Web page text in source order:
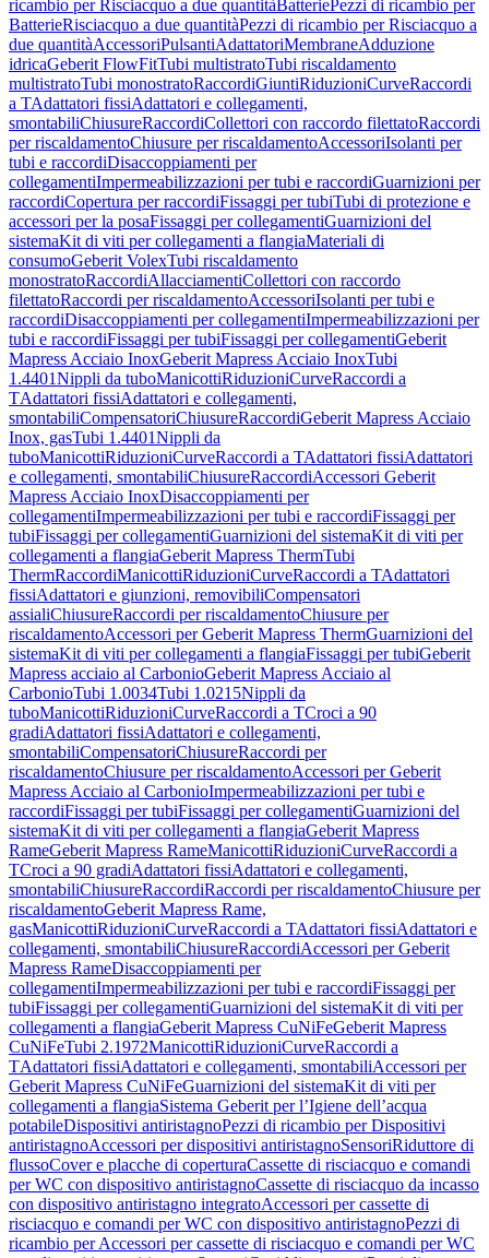
ricambio per Risciacquo a due quantitàBatteriePezzi di ricambio per
BatterieRisciacquo a due quantitàPezzi di ricambio per Risciacquo a
due quantitàAccessoriPulsantiAdattatoriMembraneAdduzione
idricaGeberit FlowFitTubi multistratoTubi riscaldamento
multistratoTubi monostratoRaccordiGiuntiRiduzioniCurveRaccordi
a TAdattatori fissiAdattatori e collegamenti,
smontabiliChiusureRaccordiCollettori con raccordo filettatoRaccordi
per riscaldamentoChiusure per riscaldamentoAccessoriIsolanti per
tubi e raccordiDisaccoppiamenti per
collegamentiImpermeabilizzazioni per tubi e raccordiGuarnizioni per
raccordiCopertura per raccordiFissaggi per tubiTubi di protezione e
accessori per la posaFissaggi per collegamentiGuarnizioni del
sistemaKit di viti per collegamenti a flangiaMateriali di
consumoGeberit VolexTubi riscaldamento
monostratoRaccordiAllacciamentiCollettori con raccordo
filettatoRaccordi per riscaldamentoAccessoriIsolanti per tubi e
raccordiDisaccoppiamenti per collegamentiImpermeabilizzazioni per
tubi e raccordiFissaggi per tubiFissaggi per collegamentiGeberit
Mapress Acciaio InoxGeberit Mapress Acciaio InoxTubi
1.4401Nippli da tuboManicottiRiduzioniCurveRaccordi a
TAdattatori fissiAdattatori e collegamenti,
smontabiliCompensatoriChiusureRaccordiGeberit Mapress Acciaio
Inox, gasTubi 1.4401Nippli da
tuboManicottiRiduzioniCurveRaccordi a TAdattatori fissiAdattatori
e collegamenti, smontabiliChiusureRaccordiAccessori Geberit
Mapress Acciaio InoxDisaccoppiamenti per
collegamentiImpermeabilizzazioni per tubi e raccordiFissaggi per
tubiFissaggi per collegamentiGuarnizioni del sistemaKit di viti per
collegamenti a flangiaGeberit Mapress ThermTubi
ThermRaccordiManicottiRiduzioniCurveRaccordi a TAdattatori
fissiAdattatori e giunzioni, removibiliCompensatori
assialiChiusureRaccordi per riscaldamentoChiusure per
riscaldamentoAccessori per Geberit Mapress ThermGuarnizioni del
sistemaKit di viti per collegamenti a flangiaFissaggi per tubiGeberit
Mapress acciaio al CarbonioGeberit Mapress Acciaio al
CarbonioTubi 1.0034Tubi 1.0215Nippli da
tuboManicottiRiduzioniCurveRaccordi a TCroci a 90
gradiAdattatori fissiAdattatori e collegamenti,
smontabiliCompensatoriChiusureRaccordi per
riscaldamentoChiusure per riscaldamentoAccessori per Geberit
Mapress Acciaio al CarbonioImpermeabilizzazioni per tubi e
raccordiFissaggi per tubiFissaggi per collegamentiGuarnizioni del
sistemaKit di viti per collegamenti a flangiaGeberit Mapress
RameGeberit Mapress RameManicottiRiduzioniCurveRaccordi a
TCroci a 90 gradiAdattatori fissiAdattatori e collegamenti,
smontabiliChiusureRaccordiRaccordi per riscaldamentoChiusure per
riscaldamentoGeberit Mapress Rame,
gasManicottiRiduzioniCurveRaccordi a TAdattatori fissiAdattatori e
collegamenti, smontabiliChiusureRaccordiAccessori per Geberit
Mapress RameDisaccoppiamenti per
collegamentiImpermeabilizzazioni per tubi e raccordiFissaggi per
tubiFissaggi per collegamentiGuarnizioni del sistemaKit di viti per
collegamenti a flangiaGeberit Mapress CuNiFeGeberit Mapress
CuNiFeTubi 2.1972ManicottiRiduzioniCurveRaccordi a
TAdattatori fissiAdattatori e collegamenti, smontabiliAccessori per
Geberit Mapress CuNiFeGuarnizioni del sistemaKit di viti per
collegamenti a flangiaSistema Geberit per l’Igiene dell’acqua
potabileDispositivi antiristagnoPezzi di ricambio per Dispositivi
antiristagnoAccessori per dispositivi antiristagnoSensoriRiduttore di
flussoCover e placche di coperturaCassette di risciacquo e comandi
per WC con dispositivo antiristagnoCassette di risciacquo da incasso
con dispositivo antiristagno integratoAccessori per cassette di
risciacquo e comandi per WC con dispositivo antiristagnoPezzi di
ricambio per Accessori per cassette di risciacquo e comandi per WC